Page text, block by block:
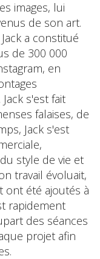
images, lui
de son art.
a constitué
de 300 000
en
s'est fait
falaises, de
Jack s'est
style de vie et
travail évoluait,
ont été ajoutés à
rapidement
des séances
projet afin